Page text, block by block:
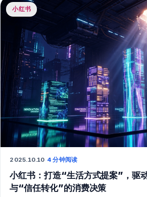
小红书
2025.10.10·4 分钟阅读
小红书：打造“生活方式提案”，驱
与“信任转化”的消费决策